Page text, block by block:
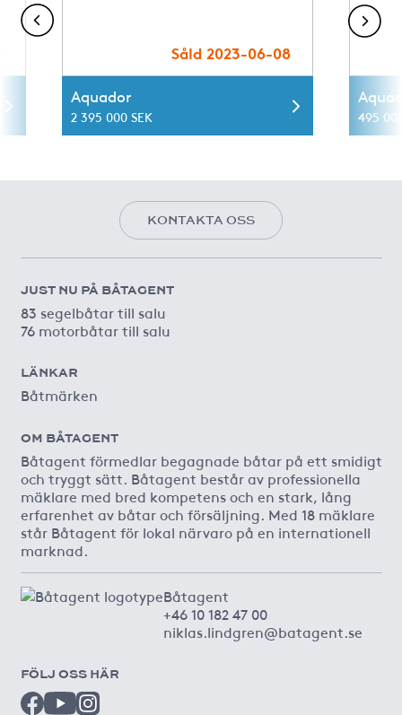
Såld 2023-06-08
Aquador
2 395 000 SEK 495
KONTAKTA OSS
JUST NU PÅ BÅTAGENT
83 segelbåtar till salu
76 motorbåtar till salu
LÄNKAR
Båtmärken
OM BÅTAGENT
Båtagent förmedlar begagnade båtar på ett smidigt
och tryggt sätt. Båtagent består av professionella
mäklare med bred kompetens och en stark, lång
erfarenhet av båtar och försäljning. Med 18 mäklare
står Båtagent för lokal närvaro på en internationell
marknad.
Båtagent
+46 10 182 47 00
niklas.lindgren@batagent.se
FÖLJ OSS HÄR